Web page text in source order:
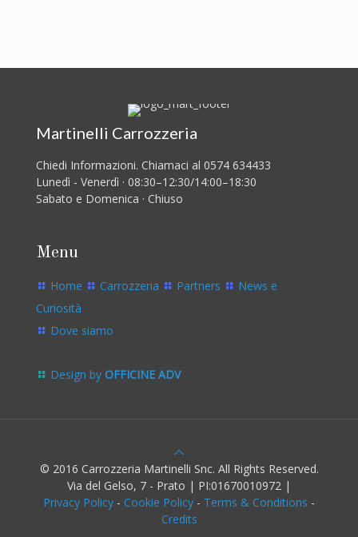
Martinelli Carrozzeria
Chiedi Informazioni. Chiamaci al 0574 634433
Lunedì - Venerdì · 08:30–12:30/14:00–18:30
Sabato e Domenica · Chiuso
Menu
Home Carrozzeria Partners
News e
Curiosità
Dove siamo
Design by OFFICINE ADV
© 2016 Carrozzeria Martinelli Snc. All Rights Reserved.
Via del Gelso, 7 - Prato | PI:01670010972 |
Privacy Policy - Cookie Policy - Terms & Conditions -
Credits